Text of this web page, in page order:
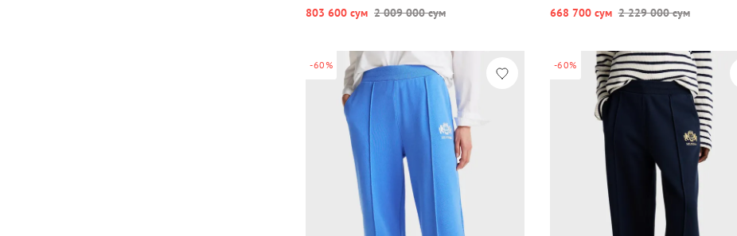
803 600 сум 2 009 000 сум
668 700 сум 2 229 000 сум
-60% -60%